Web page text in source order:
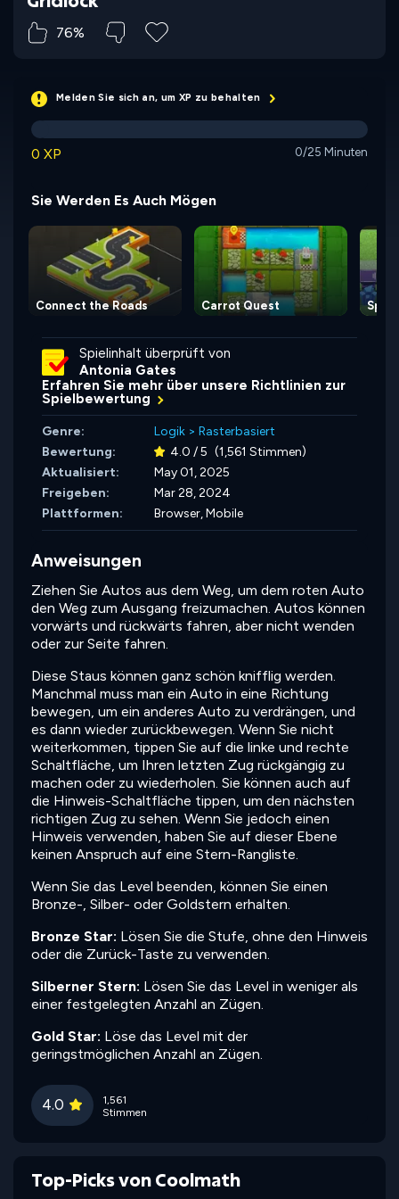
76%
Melden Sie sich an, um XP zu behalten
0 XP 0/25 Minuten
Sie Werden Es Auch Mögen
Connect the Roads Carrot Quest
Spielinhalt überprüft von
Antonia Gates
Erfahren Sie mehr über unsere Richtlinien zur
Spielbewertung
Genre: Logik > Rasterbasiert
Bewertung:
4.0 / 5 (1,561 Stimmen)
Aktualisiert:
May 01, 2025
Freigeben:
Mar 28, 2024
Plattformen:
Browser, Mobile
Anweisungen
Ziehen Sie Autos aus dem Weg, um dem roten Auto
den Weg zum Ausgang freizumachen. Autos können
vorwärts und rückwärts fahren, aber nicht wenden
oder zur Seite fahren.
Diese Staus können ganz schön knifflig werden.
Manchmal muss man ein Auto in eine Richtung
bewegen, um ein anderes Auto zu verdrängen, und
es dann wieder zurückbewegen. Wenn Sie nicht
weiterkommen, tippen Sie auf die linke und rechte
Schaltfläche, um Ihren letzten Zug rückgängig zu
machen oder zu wiederholen. Sie können auch auf
die Hinweis-Schaltfläche tippen, um den nächsten
richtigen Zug zu sehen. Wenn Sie jedoch einen
Hinweis verwenden, haben Sie auf dieser Ebene
keinen Anspruch auf eine Stern-Rangliste.
Wenn Sie das Level beenden, können Sie einen
Bronze-, Silber- oder Goldstern erhalten.
Bronze Star: Lösen Sie die Stufe, ohne den Hinweis
oder die Zurück-Taste zu verwenden.
Silberner Stern: Lösen Sie das Level in weniger als
einer festgelegten Anzahl an Zügen.
Gold Star: Löse das Level mit der
geringstmöglichen Anzahl an Zügen.
4.0
1,561
Stimmen
Top-Picks von Coolmath